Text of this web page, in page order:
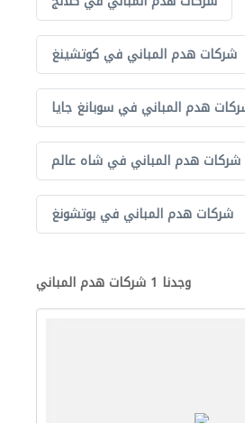
شركات هدم المباني في كوتشينغ
هدم المباني في سوبانغ جايا
شركات هدم المباني في شاه عالم
شركات هدم المباني في بوتشونغ
وجدنا 1 شركات هدم المباني